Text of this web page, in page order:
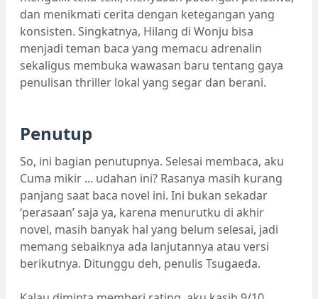
dan menikmati cerita dengan ketegangan yang
konsisten. Singkatnya, Hilang di Wonju bisa
menjadi teman baca yang memacu adrenalin
sekaligus membuka wawasan baru tentang gaya
penulisan thriller lokal yang segar dan berani.
Penutup
So, ini bagian penutupnya. Selesai membaca, aku
Cuma mikir ... udahan ini? Rasanya masih kurang
panjang saat baca novel ini. Ini bukan sekadar
‘perasaan’ saja ya, karena menurutku di akhir
novel, masih banyak hal yang belum selesai, jadi
memang sebaiknya ada lanjutannya atau versi
berikutnya. Ditunggu deh, penulis Tsugaeda.